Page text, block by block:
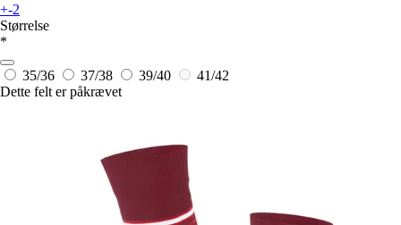
+-2
Størrelse
*
35/36 37/38 39/40
41/42
Dette felt er påkrævet